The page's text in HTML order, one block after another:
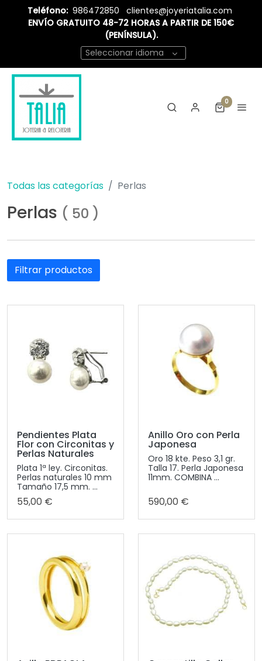
Teléfono: 986472850
clientes@joyeriatalia.com
ENVÍO GRATUITO 48-72 HORAS A PARTIR DE 150€
(PENÍNSULA).
Seleccionar idioma
0
Todas las categorías Perlas
Perlas ( 50 )
Filtrar productos
Pendientes Plata
Flor con Circonitas y
Perlas Naturales
Plata 1ª ley. Circonitas.
Perlas naturales 10 mm
Tamaño 17,5 mm. ...
55,00 €
Anillo Oro con Perla
Japonesa
Oro 18 kte. Peso 3,1 gr.
Talla 17. Perla Japonesa
11mm. COMBINA ...
590,00 €